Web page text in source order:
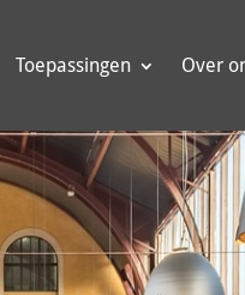
Toepassingen Over